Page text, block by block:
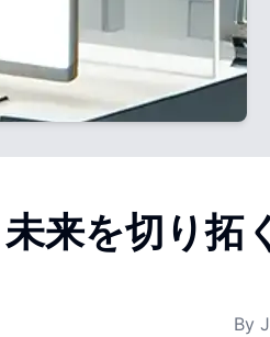
未来を切り拓
By